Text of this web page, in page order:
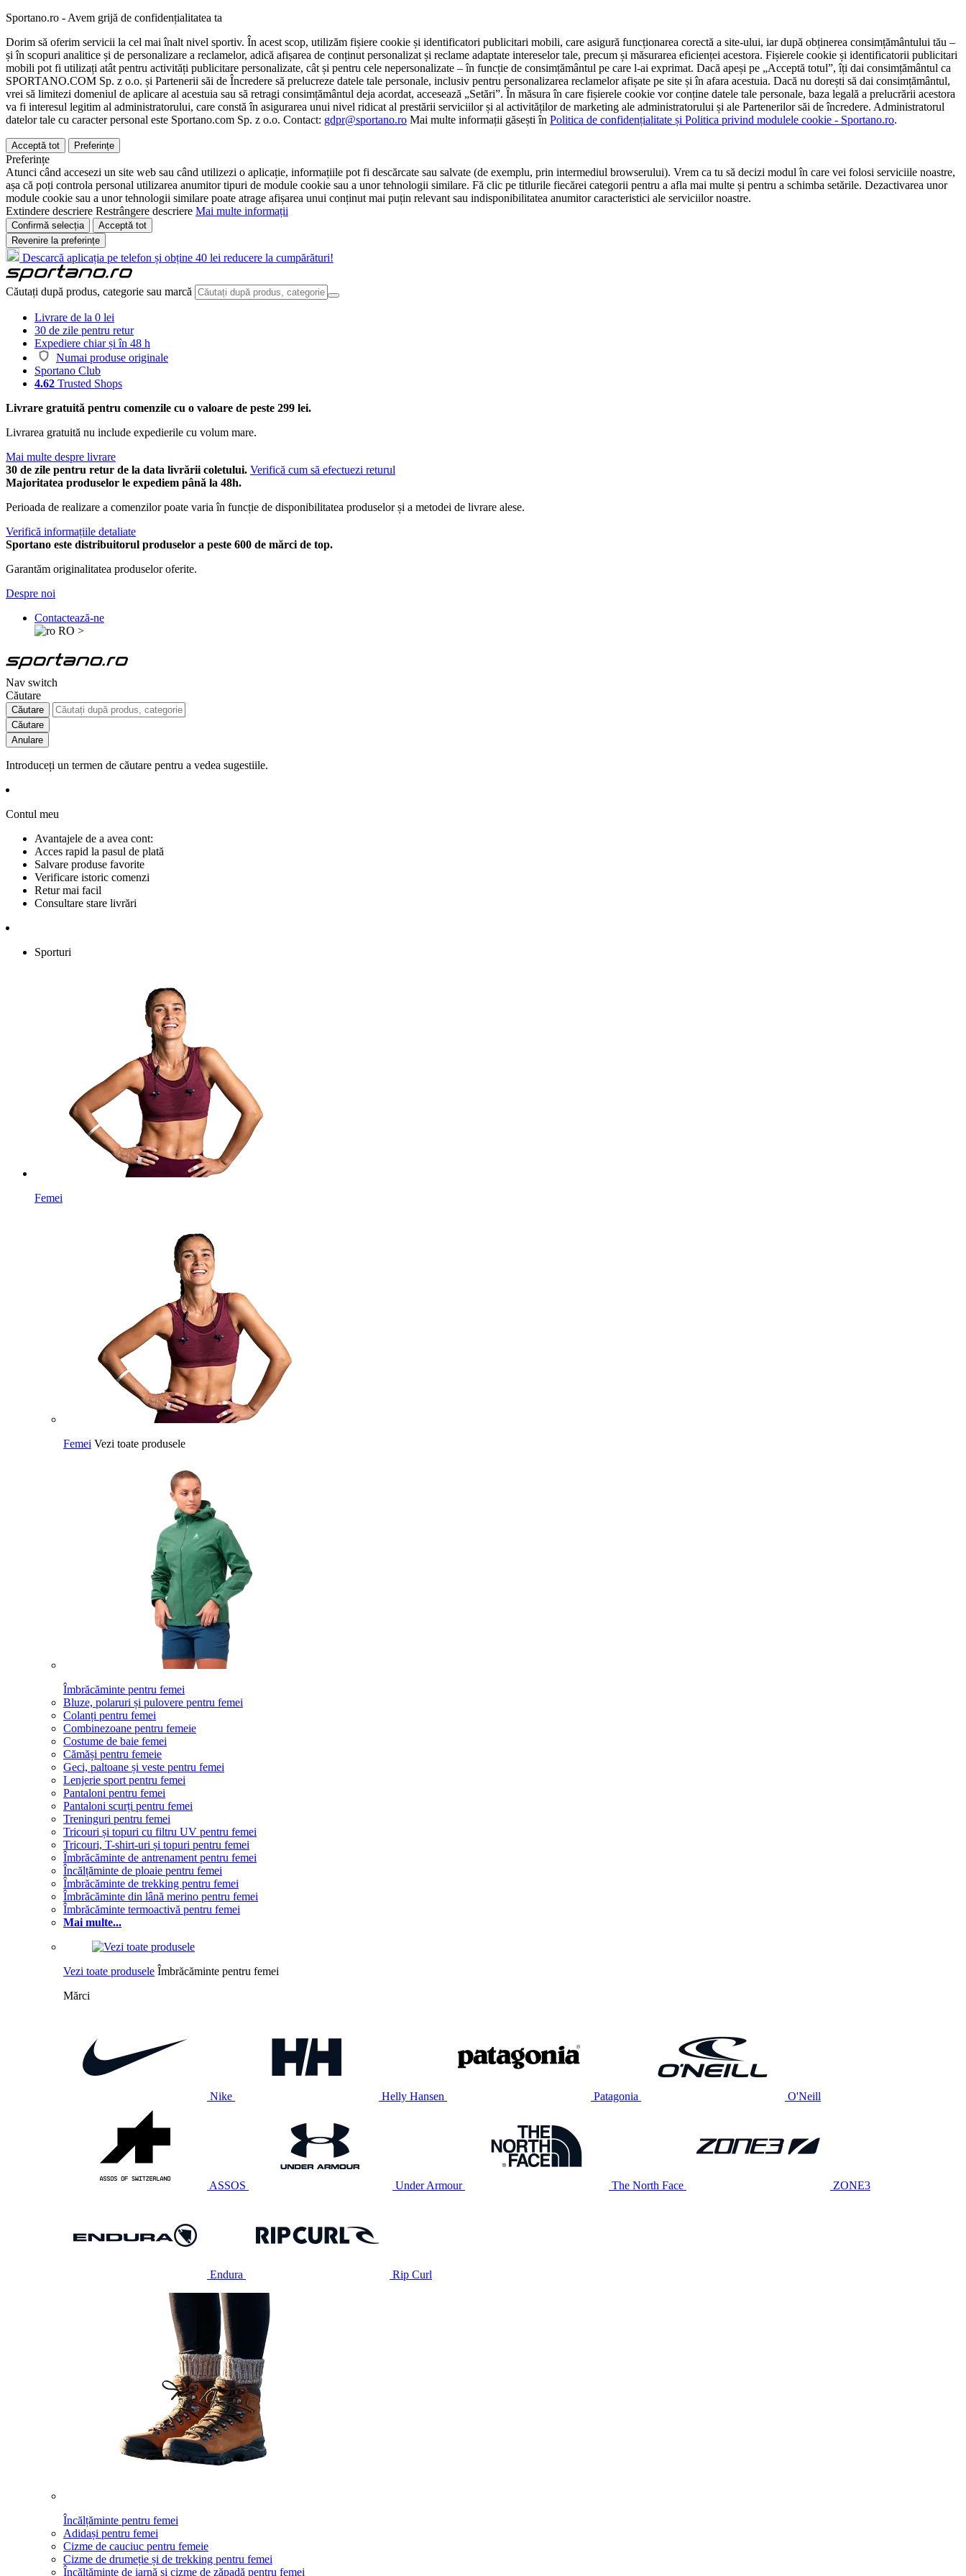
Sportano.ro - Avem grijă de confidențialitatea ta
Dorim să oferim servicii la cel mai înalt nivel sportiv. În acest scop, utilizăm fișiere cookie și identificatori publicitari mobili, care asigură funcționarea corectă a site-ului, iar după obținerea consimțământului tău –
și în scopuri analitice și de personalizare a reclamelor, adică afișarea de conținut personalizat și reclame adaptate intereselor tale, precum și măsurarea eficienței acestora. Fișierele cookie și identificatorii publicitari
mobili pot fi utilizați atât pentru activități publicitare personalizate, cât și pentru cele nepersonalizate – în funcție de consimțământul pe care l-ai exprimat. Dacă apeși pe „Acceptă totul”, îți dai consimțământul ca
SPORTANO.COM Sp. z o.o. și Partenerii săi de Încredere să prelucreze datele tale personale, inclusiv pentru personalizarea reclamelor afișate pe site și în afara acestuia. Dacă nu dorești să dai consimțământul,
vrei să limitezi domeniul de aplicare al acestuia sau să retragi consimțământul deja acordat, accesează „Setări”. În măsura în care fișierele cookie vor conține datele tale personale, baza legală a prelucrării acestora
va fi interesul legitim al administratorului, care constă în asigurarea unui nivel ridicat al prestării serviciilor și al activităților de marketing ale administratorului și ale Partenerilor săi de încredere. Administratorul
datelor tale cu caracter personal este Sportano.com Sp. z o.o. Contact: gdpr@sportano.ro Mai multe informații găsești în Politica de confidențialitate și Politica privind modulele cookie - Sportano.ro.
Acceptă tot Preferințe
Preferințe
Atunci când accesezi un site web sau când utilizezi o aplicație, informațiile pot fi descărcate sau salvate (de exemplu, prin intermediul browserului). Vrem ca tu să decizi modul în care vei folosi serviciile noastre,
așa că poți controla personal utilizarea anumitor tipuri de module cookie sau a unor tehnologii similare. Fă clic pe titlurile fiecărei categorii pentru a afla mai multe și pentru a schimba setările. Dezactivarea unor
module cookie sau a unor tehnologii similare poate atrage afișarea unui conținut mai puțin relevant sau indisponibilitatea anumitor caracteristici ale serviciilor noastre.
Extindere descriere Restrângere descriere Mai multe informații
Confirmă selecția
Acceptă tot
Revenire la preferințe
Descarcă aplicația pe telefon și obține 40 lei reducere la cumpărături!
Căutați după produs, categorie sau marcă
Livrare de la 0 lei
30 de zile pentru retur
Expediere chiar și în 48 h
Numai produse originale
Sportano Club
4.62 Trusted Shops
Livrare gratuită pentru comenzile cu o valoare de peste 299 lei.
Livrarea gratuită nu include expedierile cu volum mare.
Mai multe despre livrare
30 de zile pentru retur de la data livrării coletului. Verifică cum să efectuezi returul
Majoritatea produselor le expediem până la 48h.
Perioada de realizare a comenzilor poate varia în funcție de disponibilitatea produselor și a metodei de livrare alese.
Verifică informațiile detaliate
Sportano este distribuitorul produselor a peste 600 de mărci de top.
Garantăm originalitatea produselor oferite.
Despre noi
Contactează-ne
RO >
Nav switch
Căutare
Căutare
Căutare
Anulare
Introduceți un termen de căutare pentru a vedea sugestiile.
Contul meu
Avantajele de a avea cont:
Acces rapid la pasul de plată
Salvare produse favorite
Verificare istoric comenzi
Retur mai facil
Consultare stare livrări
Sporturi
Femei
Femei Vezi toate produsele
Îmbrăcăminte pentru femei
Bluze, polaruri și pulovere pentru femei
Colanți pentru femei
Combinezoane pentru femeie
Costume de baie femei
Cămăși pentru femeie
Geci, paltoane și veste pentru femei
Lenjerie sport pentru femei
Pantaloni pentru femei
Pantaloni scurți pentru femei
Treninguri pentru femei
Tricouri și topuri cu filtru UV pentru femei
Tricouri, T-shirt-uri și topuri pentru femei
Îmbrăcăminte de antrenament pentru femei
Încălțăminte de ploaie pentru femei
Îmbrăcăminte de trekking pentru femei
Îmbrăcăminte din lână merino pentru femei
Îmbrăcăminte termoactivă pentru femei
Mai multe...
Vezi toate produsele Îmbrăcăminte pentru femei
Mărci
Nike Helly Hansen Patagonia O'Neill
ASSOS Under Armour The North Face ZONE3
Endura Rip Curl
Încălțăminte pentru femei
Adidași pentru femei
Cizme de cauciuc pentru femeie
Cizme de drumeție și de trekking pentru femei
Încălțăminte de iarnă și cizme de zăpadă pentru femei